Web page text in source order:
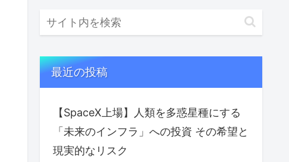
最近の投稿
【SpaceX上場】人類を多惑星種にする
「未来のインフラ」への投資 その希望と
現実的なリスク